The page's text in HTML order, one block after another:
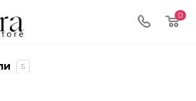
0
5